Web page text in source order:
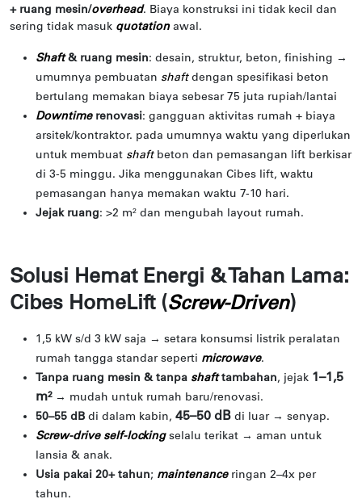
+ ruang mesin/overhead. Biaya konstruksi ini tidak kecil dan
sering tidak masuk quotationawal.
Shaft& ruang mesin: desain, struktur, beton, finishing →
umumnya pembuatan shaftdengan spesifikasi beton
bertulang memakan biaya sebesar 75 juta rupiah/lantai
Downtime renovasi: gangguan aktivitas rumah + biaya
arsitek/kontraktor. pada umumnya waktu yang diperlukan
untuk membuat shaftbeton dan pemasangan lift berkisar
di 3-5 minggu. Jika menggunakan Cibes lift, waktu
pemasangan hanya memakan waktu 7-10 hari.
Jejak ruang: >2 m² dan mengubah layout rumah.
Solusi Hemat Energi & Tahan Lama:
Cibes HomeLift (Screw-Driven)
1,5 kW s/d 3 kW saja → setara konsumsi listrik peralatan
rumah tangga standar seperti microwave.
Tanpa ruang mesin & tanpa shafttambahan, jejak 1–1,5
m²→ mudah untuk rumah baru/renovasi.
50–55 dB di dalam kabin, 45–50 dB di luar → senyap.
Screw-drive self-lockingselalu terikat → aman untuk
lansia & anak.
Usia pakai 20+ tahun; maintenanceringan 2–4x per
tahun.